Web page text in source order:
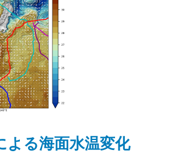
よる海面水温変化